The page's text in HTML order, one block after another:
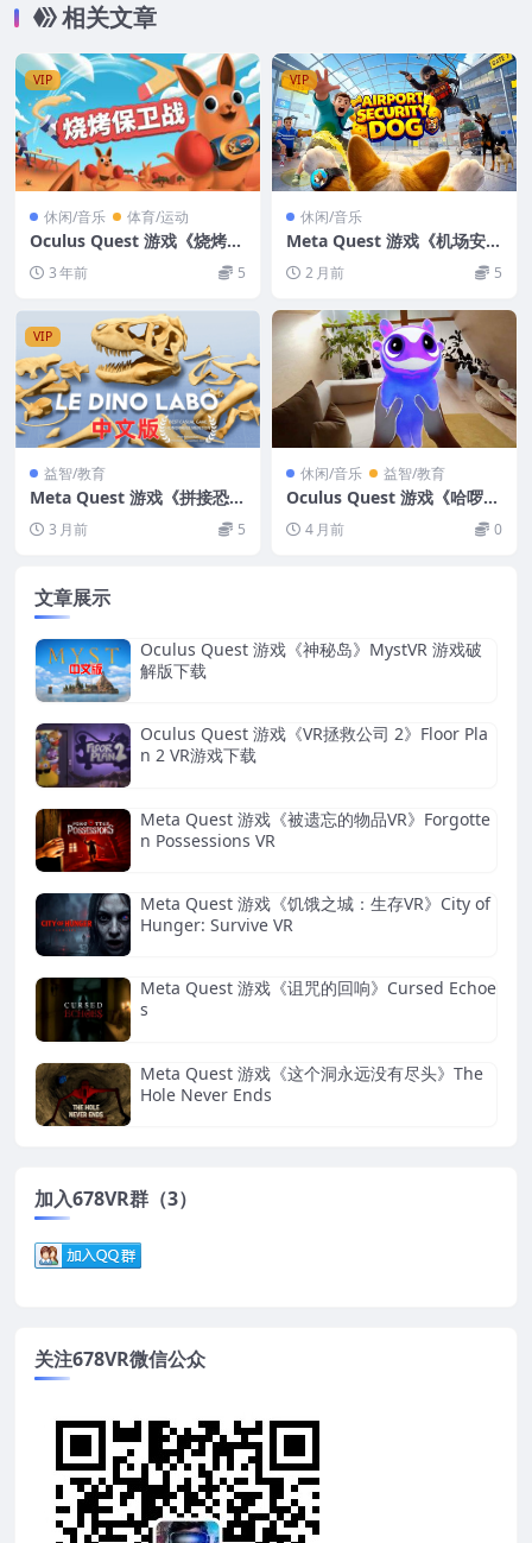
相关文章
VIP
休闲/音乐 体育/运动
Oculus Quest 游戏《烧烤保
卫战VR》Beers and Boome
rangs VR
3 年前 5
VIP
休闲/音乐
Meta Quest 游戏《机场安检
犬VR》Airport Security Do
g VR2 月前 5
VIP
益智/教育
Meta Quest 游戏《拼接恐龙
VR》Le Dino Labo VR
3 月前 5
休闲/音乐 益智/教育
Oculus Quest 游戏《哈啰
花宝》Hello Dot
4 月前 0
文章展示
Oculus Quest 游戏《神秘岛》MystVR 游戏破
解版下载
Oculus Quest 游戏《VR拯救公司 2》Floor Pla
n 2 VR游戏下载
Meta Quest 游戏《被遗忘的物品VR》Forgotte
n Possessions VR
Meta Quest 游戏《饥饿之城：生存VR》City of
Hunger: Survive VR
Meta Quest 游戏《诅咒的回响》Cursed Echoe
s
Meta Quest 游戏《这个洞永远没有尽头》The
Hole Never Ends
加入678VR群（3）
关注678VR微信公众